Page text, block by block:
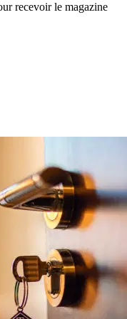
recevoir le magazine